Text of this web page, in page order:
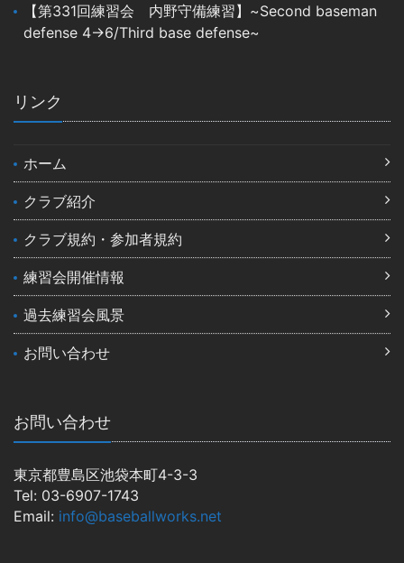
【第331回練習会 内野守備練習】~Second baseman
defense 4→6/Third base defense~
リンク
ホーム
クラブ紹介
クラブ規約・参加者規約
練習会開催情報
過去練習会風景
お問い合わせ
お問い合わせ
東京都豊島区池袋本町4-3-3
Tel: 03-6907-1743
Email: info@baseballworks.net